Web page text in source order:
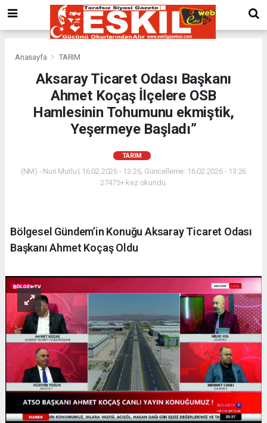
Anasayfa TARIM
Aksaray Ticaret Odası Başkanı
Ahmet Koçaş İlçelere OSB
Hamlesinin Tohumunu ekmiştik,
Yeşermeye Başladı”
TARIM
(NM) - Nuri Mutlu | 16.02.2026 - 13:26, Güncelleme: 16.02.2026 - 13:26
27475+ kez okundu.
Bölgesel Gündem’in Konuğu Aksaray Ticaret Odası
Başkanı Ahmet Koçaş Oldu